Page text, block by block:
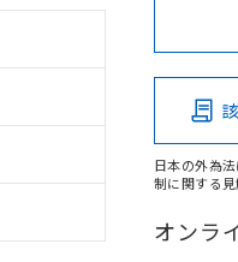
日本の外為
制に関する見
オンラ